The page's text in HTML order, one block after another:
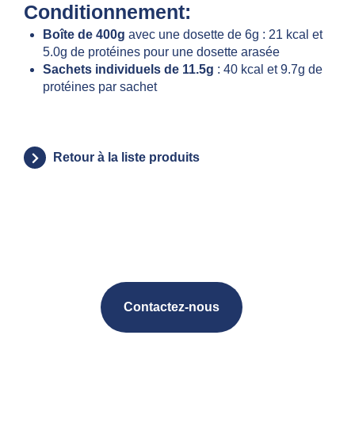
Conditionnement:
Boîte de 400g avec une dosette de 6g : 21 kcal et
5.0g de protéines pour une dosette arasée
Sachets individuels de 11.5g : 40 kcal et 9.7g de
protéines par sachet
Retour à la liste produits
Contactez-nous